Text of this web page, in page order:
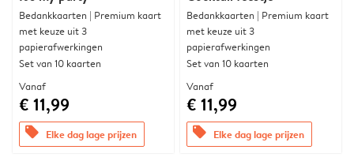
Bedankkaarten | Premium kaart
met keuze uit 3
papierafwerkingen
Set van 10 kaarten
Vanaf
€ 11,99
offers Elke dag lage prijzen
Bedankkaarten | Premium kaart
met keuze uit 3
papierafwerkingen
Set van 10 kaarten
Vanaf
€ 11,99
offers Elke dag lage prijzen